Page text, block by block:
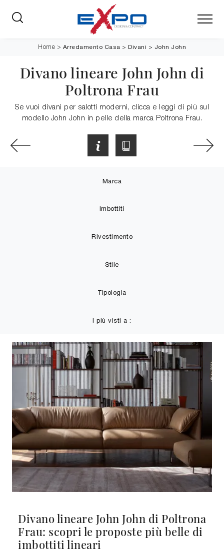
Home > Arredamento Casa > Divani > John John
Divano lineare John John di
Poltrona Frau
Se vuoi divani per salotti moderni, clicca e leggi di più sul
modello John John in pelle della marca Poltrona Frau.
Marca
Imbottiti
Rivestimento
Stile
Tipologia
I più visti a :
Divano lineare John John di Poltrona
Frau: scopri le proposte più belle di
imbottiti lineari